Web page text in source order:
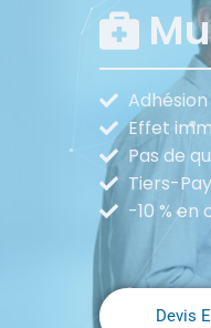
Effet
Pas de
Tiers-
-10 %
Devis